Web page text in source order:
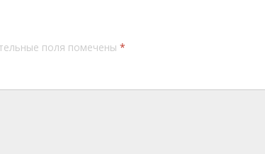
поля помечены *